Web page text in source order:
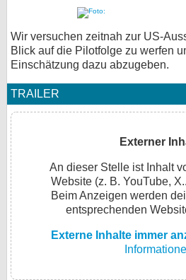
Wir versuchen zeitnah zur US-
Blick auf die Pilotfolge zu werfen
Einschätzung dazu abzugeben.
TRAILER
Externer
An dieser Stelle ist Inhalt
Website (z. B. YouTube,
Beim Anzeigen werden
entsprechenden
Externe Inhalte immer